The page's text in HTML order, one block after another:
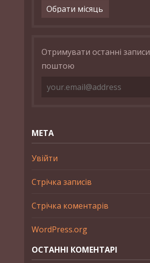
Архіви
Отримувати останні записи
поштою
МЕТА
Увійти
Стрічка записів
Стрічка коментарів
WordPress.org
ОСТАННІ КОМЕНТАРІ